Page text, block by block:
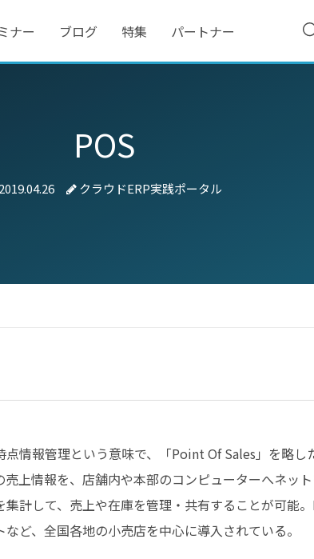
ナー ブログ 特集 パートナー
POS
2019.04.26 クラウドERP実践ポータル
点情報管理という意味で、「Point Of Sales」を略
売上情報を、店舗内や本部のコンピューターへネッ
集計して、売上や在庫を管理・共有することが可能
ど、全国各地の小売店を中心に導入されている。